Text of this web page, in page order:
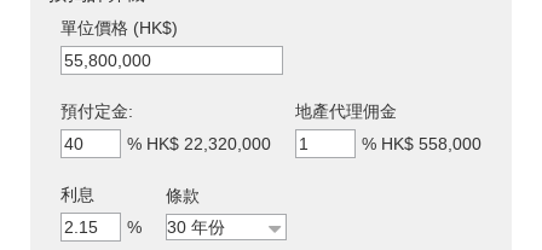
單位價格 (HK$)
預付定金:
% HK$ 22,320,000
地產代理佣金
% HK$ 558,000
利息
%
條款